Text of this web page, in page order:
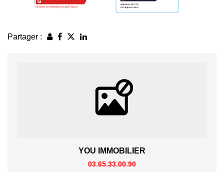
Partager :
YOU IMMOBILIER
03.65.33.00.90